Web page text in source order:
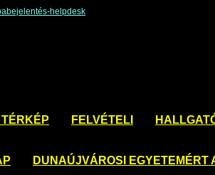
helpdesk
FELVÉTELI
DUNAÚJVÁROSI EGYETEMÉRT